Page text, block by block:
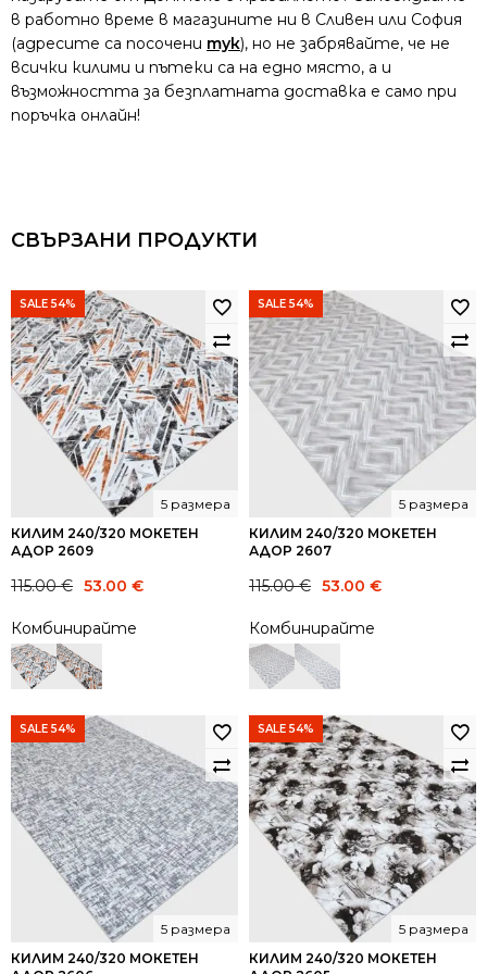
в работно време в магазините ни в Сливен или София
(адресите са посочени тук), но не забрявайте, че не
всички килими и пътеки са на едно място, а и
възможността за безплатната доставка е само при
поръчка онлайн!
СВЪРЗАНИ ПРОДУКТИ
SALE 54%
КИЛИМ 240/320 МОКЕТЕН
АДОР 2609
5 размера
115.00€
Original
was:
115.00 €.
53.00 €
Current
is:
53.00 €.
Комбинирайте
SALE 54%
КИЛИМ 240/320 МОКЕТЕН
АДОР 2607
5 размера
115.00€
Original
was:
115.00 €.
53.00 €
Current
is:
53.00 €.
Комбинирайте
SALE 54%
КИЛИМ 240/320 МОКЕТЕН
5 размера
SALE 54%
КИЛИМ 240/320 МОКЕТЕН
5 размера